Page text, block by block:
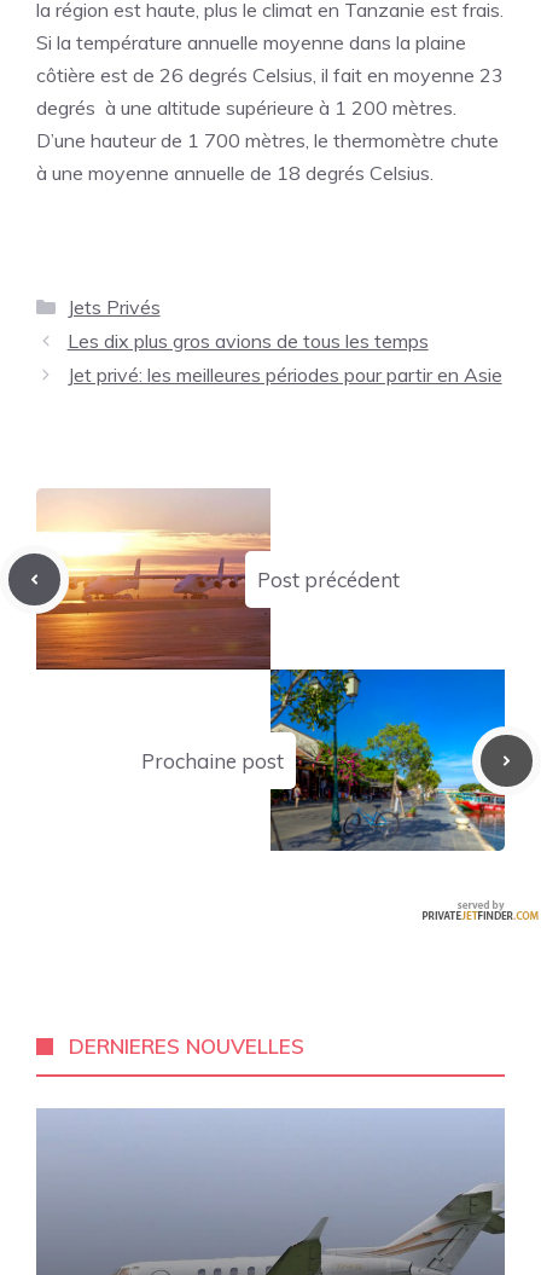
la région est haute, plus le climat en Tanzanie est frais.
Si la température annuelle moyenne dans la plaine
côtière est de 26 degrés Celsius, il fait en moyenne 23
degrés à une altitude supérieure à 1 200 mètres.
D’une hauteur de 1 700 mètres, le thermomètre chute
à une moyenne annuelle de 18 degrés Celsius.
Catégories
Jets Privés
Les dix plus gros avions de tous les temps
Jet privé: les meilleures périodes pour partir en Asie
Post précédent
Prochaine post
DERNIERES NOUVELLES